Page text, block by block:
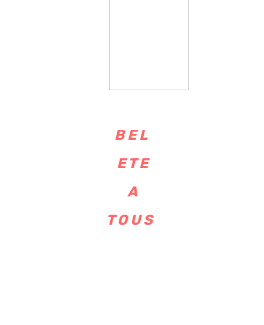
B E L
E T E
A
T O U S